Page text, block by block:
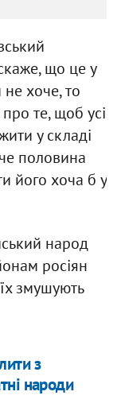
що це у
хоче, то
те, щоб усі
у складі
половина
його хоча б у
народ
росіян
змушують
з
народи